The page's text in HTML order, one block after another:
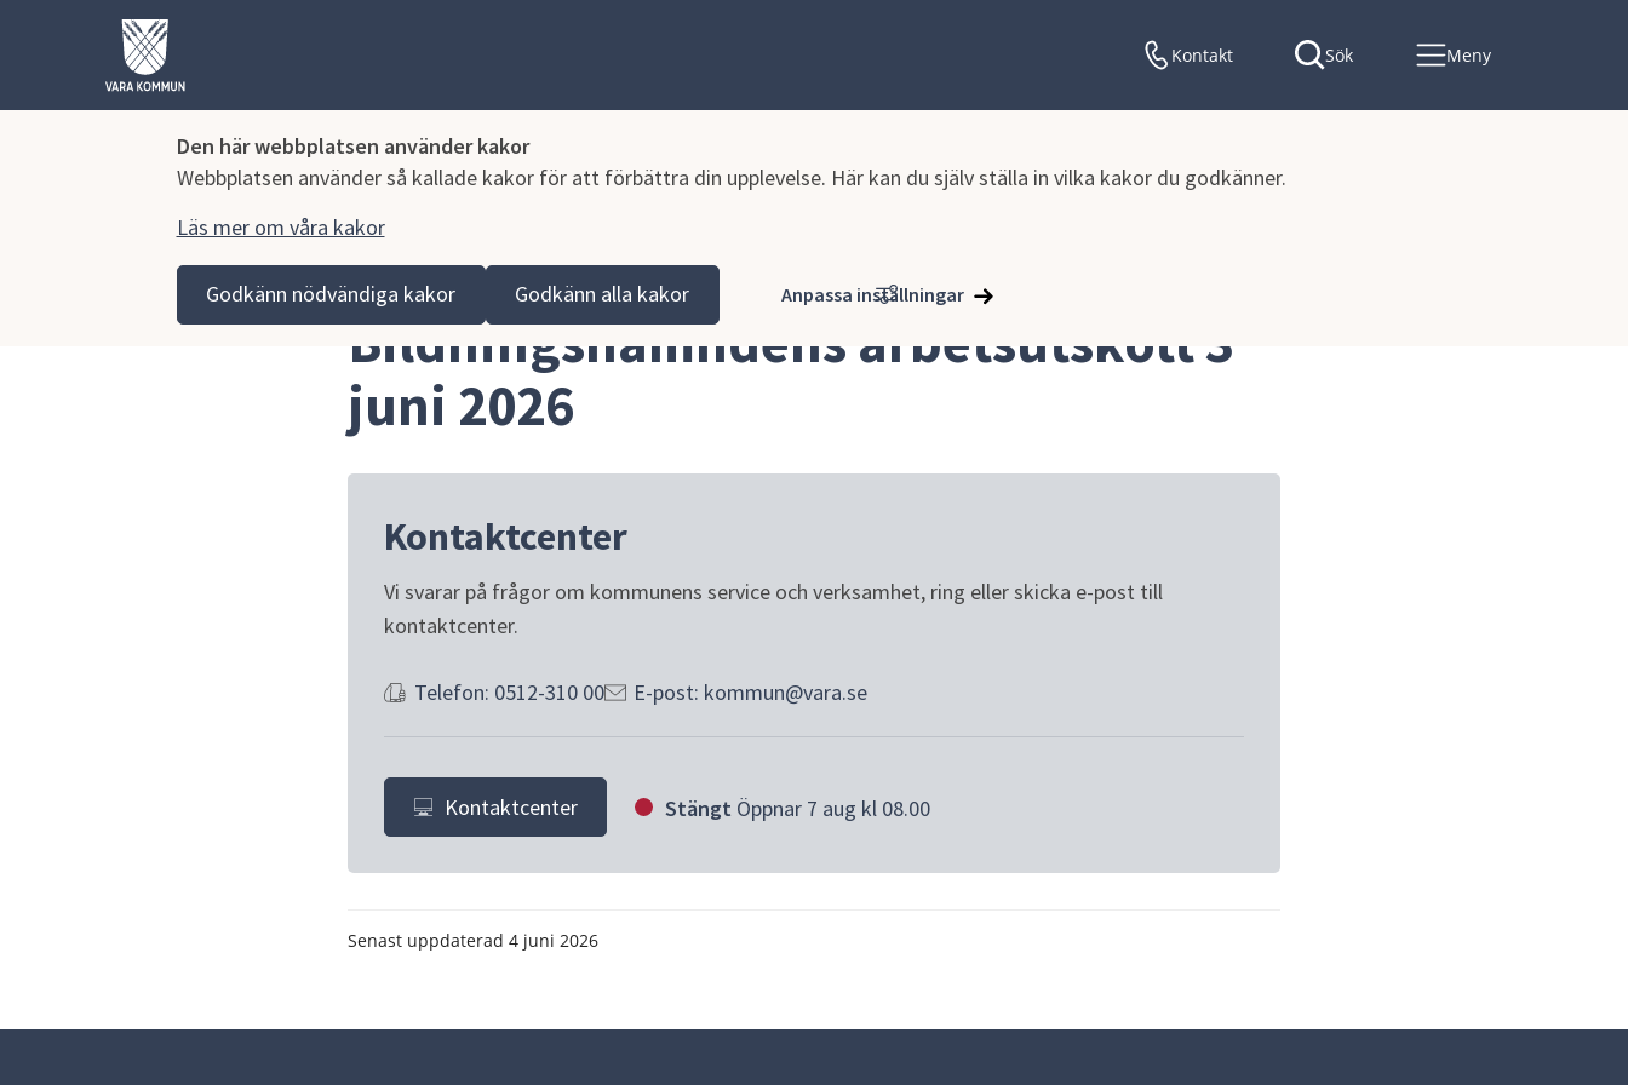
Den här webbplatsen använder kakor
Webbplatsen använder så kallade kakor för att förbättra din upplevelse. Här kan du själv ställa in vilka kakor du godkänner.
Läs mer om våra kakor
Godkänn nödvändiga kakor Godkänn alla kakor Anpassa inställningar
Kontakt Sök Meny
Vara kommun Politik och sammanträden Anslagstavla
Bildningsnämndens arbetsutskott 3
juni 2026
Kontaktcenter
Vi svarar på frågor om kommunens service och verksamhet, ring eller skicka e-post till
kontaktcenter.
Telefon: 0512-310 00 E-post: kommun@vara.se
Kontaktcenter Stängt Öppnar 7 aug kl 08.00
Senast uppdaterad 4 juni 2026